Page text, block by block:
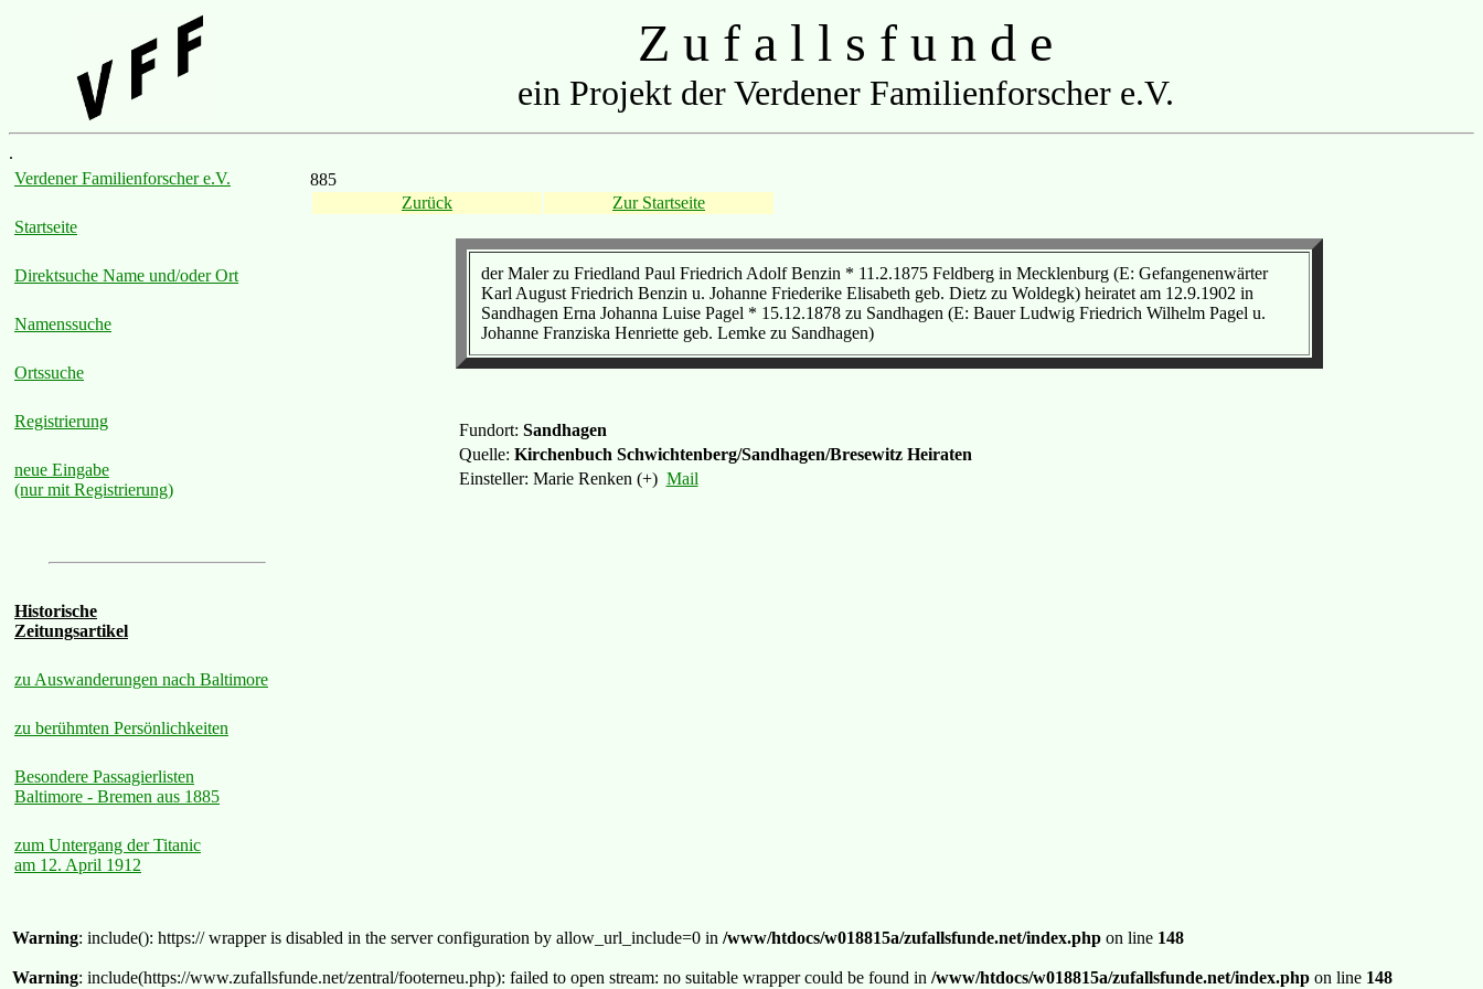
Z u f a l l s f u n d e
ein Projekt der Verdener Familienforscher e.V.
.
Verdener Familienforscher e.V.
Startseite
Direktsuche Name und/oder Ort
Namenssuche
Ortssuche
Registrierung
neue Eingabe
(nur mit Registrierung)
Historische
Zeitungsartikel
zu Auswanderungen nach Baltimore
zu berühmten Persönlichkeiten
Besondere Passagierlisten
Baltimore - Bremen aus 1885
zum Untergang der Titanic
am 12. April 1912
885
Zurück
Zur Startseite
der Maler zu Friedland Paul Friedrich Adolf Benzin * 11.2.1875 Feldberg in Mecklenburg (E: Gefangenenwärter
Karl August Friedrich Benzin u. Johanne Friederike Elisabeth geb. Dietz zu Woldegk) heiratet am 12.9.1902 in
Sandhagen Erna Johanna Luise Pagel * 15.12.1878 zu Sandhagen (E: Bauer Ludwig Friedrich Wilhelm Pagel u.
Johanne Franziska Henriette geb. Lemke zu Sandhagen)
Fundort: Sandhagen
Quelle: Kirchenbuch Schwichtenberg/Sandhagen/Bresewitz Heiraten
Einsteller: Marie Renken (+) Mail
Warning: include(): https:// wrapper is disabled in the server configuration by allow_url_include=0 in /www/htdocs/w018815a/zufallsfunde.net/index.php on line 148
Warning: include(https://www.zufallsfunde.net/zentral/footerneu.php): failed to open stream: no suitable wrapper could be found in /www/htdocs/w018815a/zufallsfunde.net/index.php on line 148